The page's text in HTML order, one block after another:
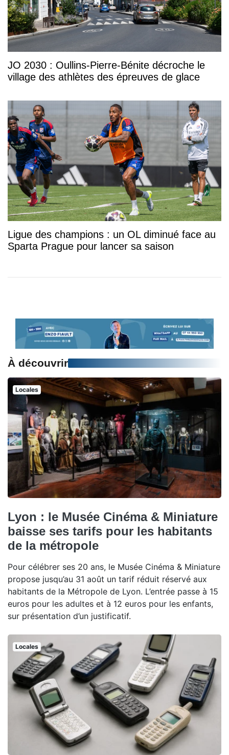
JO 2030 : Oullins-Pierre-Bénite décroche le
village des athlètes des épreuves de glace
Ligue des champions : un OL diminué face au
Sparta Prague pour lancer sa saison
À découvrir
Locales
Lyon : le Musée Cinéma & Miniature
baisse ses tarifs pour les habitants
de la métropole
Pour célébrer ses 20 ans, le Musée Cinéma & Miniature
propose jusqu’au 31 août un tarif réduit réservé aux
habitants de la Métropole de Lyon. L’entrée passe à 15
euros pour les adultes et à 12 euros pour les enfants,
sur présentation d’un justificatif.
Locales